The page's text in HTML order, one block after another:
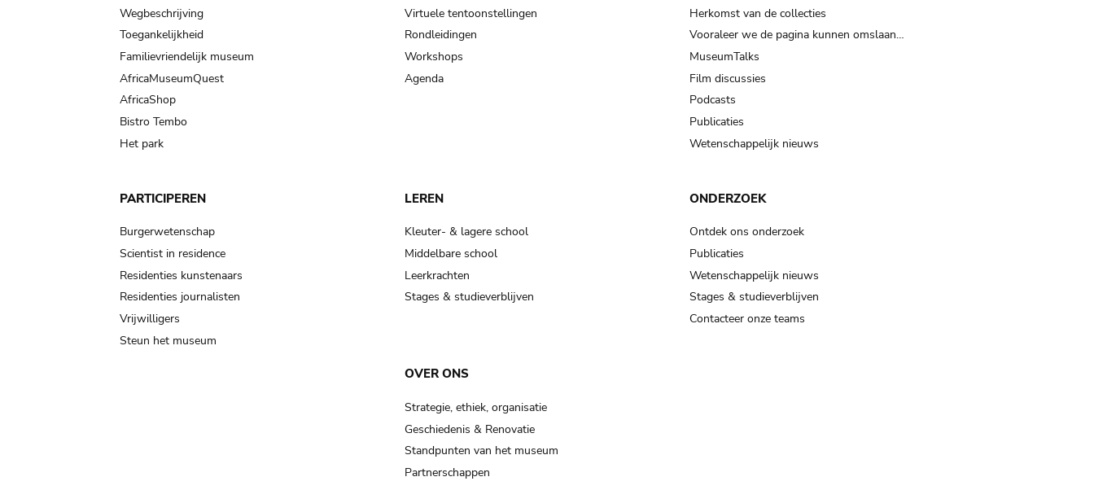
Wegbeschrijving
Toegankelijkheid
Familievriendelijk museum
AfricaMuseumQuest
AfricaShop
Bistro Tembo
Het park
Virtuele tentoonstellingen
Rondleidingen
Workshops
Agenda
Herkomst van de collecties
Vooraleer we de pagina kunnen omslaan…
MuseumTalks
Film discussies
Podcasts
Publicaties
Wetenschappelijk nieuws
PARTICIPEREN
Burgerwetenschap
Scientist in residence
Residenties kunstenaars
Residenties journalisten
Vrijwilligers
Steun het museum
LEREN
Kleuter- & lagere school
Middelbare school
Leerkrachten
Stages & studieverblijven
ONDERZOEK
Ontdek ons onderzoek
Publicaties
Wetenschappelijk nieuws
Stages & studieverblijven
Contacteer onze teams
OVER ONS
Strategie, ethiek, organisatie
Geschiedenis & Renovatie
Standpunten van het museum
Partnerschappen